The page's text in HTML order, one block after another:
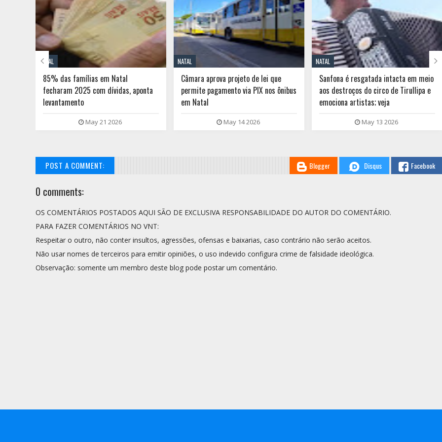
NATAL
85% das famílias em Natal
fecharam 2025 com dívidas, aponta
levantamento
May 21 2026
NATAL
Câmara aprova projeto de lei que
permite pagamento via PIX nos ônibus
em Natal
May 14 2026
NATAL
Sanfona é resgatada intacta em meio
aos destroços do circo de Tirullipa e
emociona artistas; veja
May 13 2026
 
POST A COMMENT: Blogger Disqus Facebook
0 comments:
OS COMENTÁRIOS POSTADOS AQUI SÃO DE EXCLUSIVA RESPONSABILIDADE DO AUTOR DO COMENTÁRIO.
PARA FAZER COMENTÁRIOS NO VNT:
Respeitar o outro, não conter insultos, agressões, ofensas e baixarias, caso contrário não serão aceitos.
Não usar nomes de terceiros para emitir opiniões, o uso indevido configura crime de falsidade ideológica.
Observação: somente um membro deste blog pode postar um comentário.